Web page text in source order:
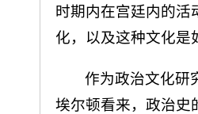
时期内在宫廷内的活
化，以及这种文化是
作为政治文化研
埃尔顿看来，政治史